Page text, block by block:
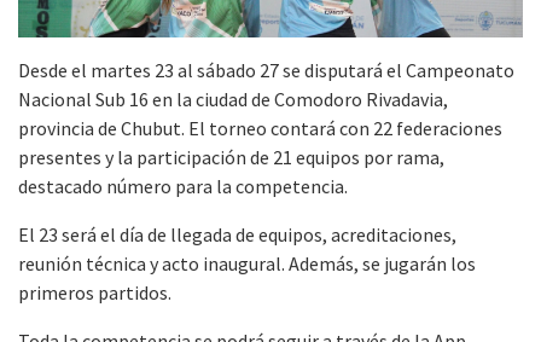
Desde el martes 23 al sábado 27 se disputará el Campeonato
Nacional Sub 16 en la ciudad de Comodoro Rivadavia,
provincia de Chubut. El torneo contará con 22 federaciones
presentes y la participación de 21 equipos por rama,
destacado número para la competencia.
El 23 será el día de llegada de equipos, acreditaciones,
reunión técnica y acto inaugural. Además, se jugarán los
primeros partidos.